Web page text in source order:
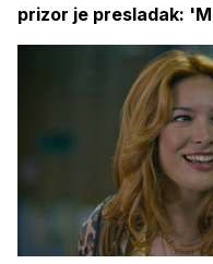
prizor je presladak: